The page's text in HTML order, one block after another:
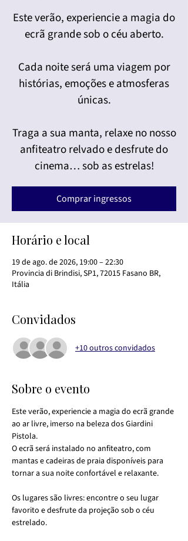
Este verão, experiencie a magia do
ecrã grande sob o céu aberto.
Cada noite será uma viagem por
histórias, emoções e atmosferas
únicas.
Traga a sua manta, relaxe no nosso
anfiteatro relvado e desfrute do
cinema… sob as estrelas!
Comprar ingressos
Horário e local
19 de ago. de 2026, 19:00 – 22:30
Provincia di Brindisi, SP1, 72015 Fasano BR,
Itália
Convidados
+10 outros convidados
Sobre o evento
Este verão, experiencie a magia do ecrã grande
ao ar livre, imerso na beleza dos Giardini
Pistola.
O ecrã será instalado no anfiteatro, com
mantas e cadeiras de praia disponíveis para
tornar a sua noite confortável e relaxante.
Os lugares são livres: encontre o seu lugar
favorito e desfrute da projeção sob o céu
estrelado.